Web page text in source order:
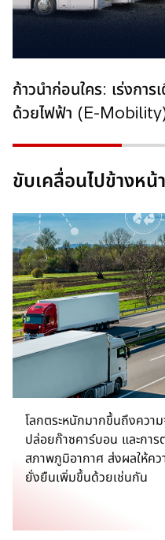
ก้าวนำก่อนใคร: เร่งกา
ด้วยไฟฟ้า (E-Mobility)
ขับเคลื่อนไปข้างหน้
โลกตระหนักมากขึ้นถึงควา
ปล่อยก๊าซคาร์บอน และกา
สภาพภูมิอากาศ ส่งผลให้ค
ยั่งยืนเพิ่มขึ้นด้วยเช่นกัน